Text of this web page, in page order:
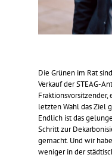
Die Grünen im Rat
Verkauf der STEAG-
Fraktionsvorsitzender,
letzten Wahl das Ziel
Endlich ist das
Schritt zur
gemacht. Und wir
weniger in der